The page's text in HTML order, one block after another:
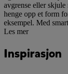
avgrense eller
henge opp et form
eksempel. Med
Les mer
Inspirasjon